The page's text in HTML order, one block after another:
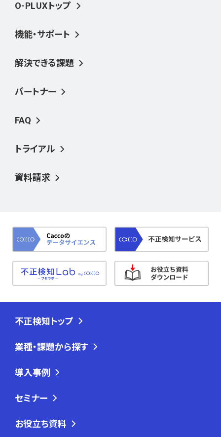
O-PLUXトップ
機能・サポート
解決できる課題
パートナー
FAQ
トライアル
資料請求
不正検知トップ
業種・課題から探す
導入事例
セミナー
お役立ち資料